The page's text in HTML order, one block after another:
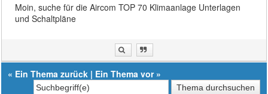
Moin, suche für die Aircom TOP 70 Klimaanlage Unterlagen
und Schaltpläne
« Ein Thema zurück | Ein Thema vor»